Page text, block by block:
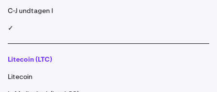
C-J undtagen I
✓
Litecoin (LTC)
Litecoin